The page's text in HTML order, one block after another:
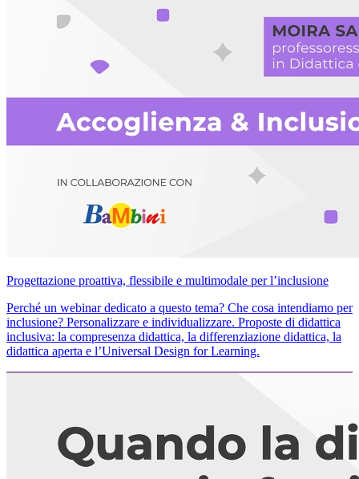
Progettazione proattiva, flessibile e multimodale per l’inclusione
Perché un webinar dedicato a questo tema? Che cosa intendiamo per
inclusione? Personalizzare e individualizzare. Proposte di didattica
inclusiva: la compresenza didattica, la differenziazione didattica, la
didattica aperta e l’Universal Design for Learning.